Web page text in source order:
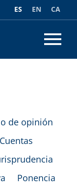
CA
EN
ES
de opinión
Ponencia